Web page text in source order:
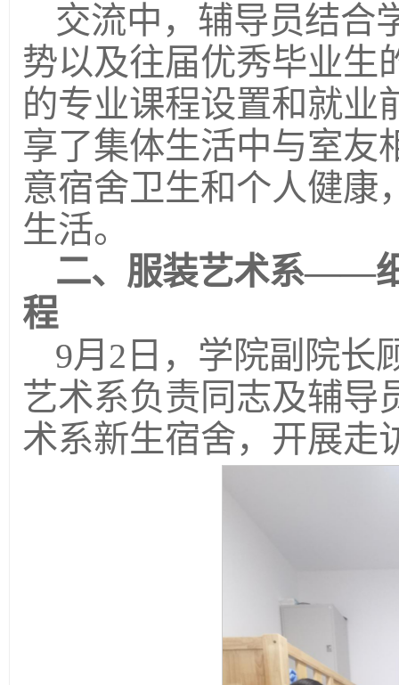
交流中，辅导员结合
势以及往届优秀毕业生
的专业课程设置和就业
享了集体生活中与室友
意宿舍卫生和个人健康
生活。
二、服装艺术系——
程
9月2日，学院副院长
艺术系负责同志及辅导
术系新生宿舍，开展走